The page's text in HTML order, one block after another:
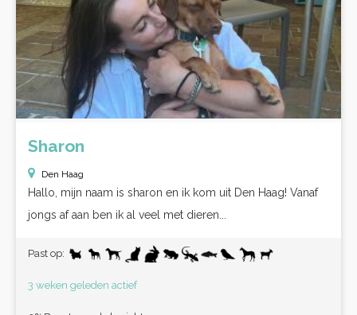
Sharon
Den Haag
Hallo, mijn naam is sharon en ik kom uit Den Haag! Vanaf
jongs af aan ben ik al veel met dieren...
Past op:
3 weken geleden actief